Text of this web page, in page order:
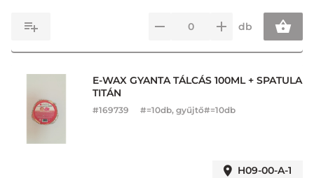
db
E-WAX GYANTA TÁLCÁS 100ML + SPATULA
TITÁN
#169739 #=10db, gyűjtő#=10db
H09-00-A-1